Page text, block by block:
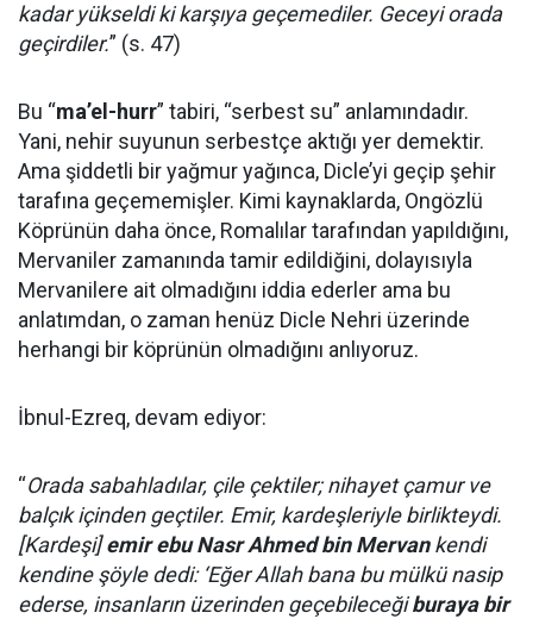
kadar yükseldi ki karşıya geçemediler. Geceyi orada
geçirdiler.” (s. 47)
Bu “ma’el-hurr” tabiri, “serbest su” anlamındadır.
Yani, nehir suyunun serbestçe aktığı yer demektir.
Ama şiddetli bir yağmur yağınca, Dicle’yi geçip şehir
tarafına geçememişler. Kimi kaynaklarda, Ongözlü
Köprünün daha önce, Romalılar tarafından yapıldığını,
Mervaniler zamanında tamir edildiğini, dolayısıyla
Mervanilere ait olmadığını iddia ederler ama bu
anlatımdan, o zaman henüz Dicle Nehri üzerinde
herhangi bir köprünün olmadığını anlıyoruz.
İbnul-Ezreq, devam ediyor:
“Orada sabahladılar, çile çektiler; nihayet çamur ve
balçık içinden geçtiler. Emir, kardeşleriyle birlikteydi.
[Kardeşi]emir ebu Nasr Ahmed bin Mervankendi
kendine şöyle dedi: ‘Eğer Allah bana bu mülkü nasip
ederse, insanların üzerinden geçebileceğiburaya bir